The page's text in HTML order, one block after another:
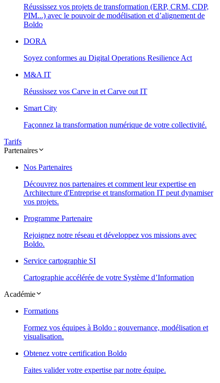
Réussissez vos projets de transformation (ERP, CRM, CDP,
PIM...) avec le pouvoir de modélisation et d’alignement de
Boldo
DORA
Soyez conformes au Digital Operations Resilience Act
M&A IT
Réussissez vos Carve in et Carve out IT
Smart City
Façonnez la transformation numérique de votre collectivité.
Tarifs
Partenaires
Nos Partenaires
Découvrez nos partenaires et comment leur expertise en
Architecture d'Entreprise et transformation IT peut dynamiser
vos projets.
Programme Partenaire
Rejoignez notre réseau et développez vos missions avec
Boldo.
Service cartographie SI
Cartographie accélérée de votre Système d’Information
Académie
Formations
Formez vos équipes à Boldo : gouvernance, modélisation et
visualisation.
Obtenez votre certification Boldo
Faites valider votre expertise par notre équipe.